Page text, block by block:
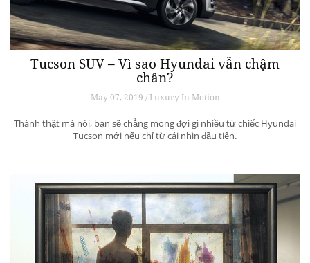
Tucson SUV – Vì sao Hyundai vẫn chậm
chân?
May 07, 2019 / Luxury In Motion
Thành thật mà nói, bạn sẽ chẳng mong đợi gì nhiều từ chiếc Hyundai
Tucson mới nếu chỉ từ cái nhìn đầu tiên.